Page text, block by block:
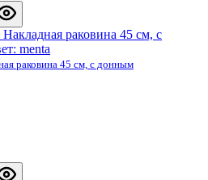
раковина 45 см, с донным